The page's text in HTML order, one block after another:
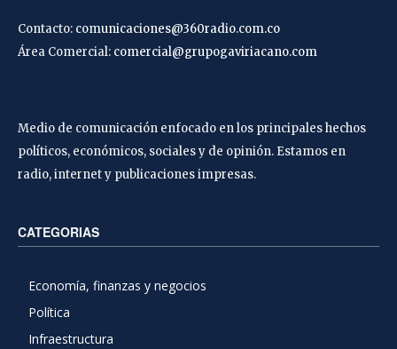
Contacto: comunicaciones@360radio.com.co
Área Comercial: comercial@grupogaviriacano.com
Medio de comunicación enfocado en los principales hechos
políticos, económicos, sociales y de opinión. Estamos en
radio, internet y publicaciones impresas.
CATEGORIAS
Economía, finanzas y negocios
Política
Infraestructura